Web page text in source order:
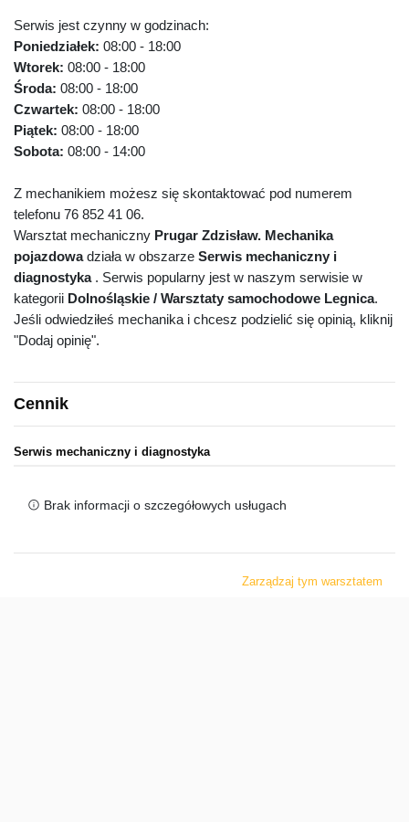
Serwis jest czynny w godzinach:
Poniedziałek: 08:00 - 18:00
Wtorek: 08:00 - 18:00
Środa: 08:00 - 18:00
Czwartek: 08:00 - 18:00
Piątek: 08:00 - 18:00
Sobota: 08:00 - 14:00
Z mechanikiem możesz się skontaktować pod numerem
telefonu 76 852 41 06.
Warsztat mechaniczny Prugar Zdzisław. Mechanika
pojazdowadziała w obszarze Serwis mechaniczny i
diagnostyka. Serwis popularny jest w naszym serwisie w
kategorii Dolnośląskie / Warsztaty samochodowe Legnica.
Jeśli odwiedziłeś mechanika i chcesz podzielić się opinią, kliknij
"Dodaj opinię".
Cennik
Serwis mechaniczny i diagnostyka
Brak informacji o szczegółowych usługach
Zarządzaj tym warsztatem